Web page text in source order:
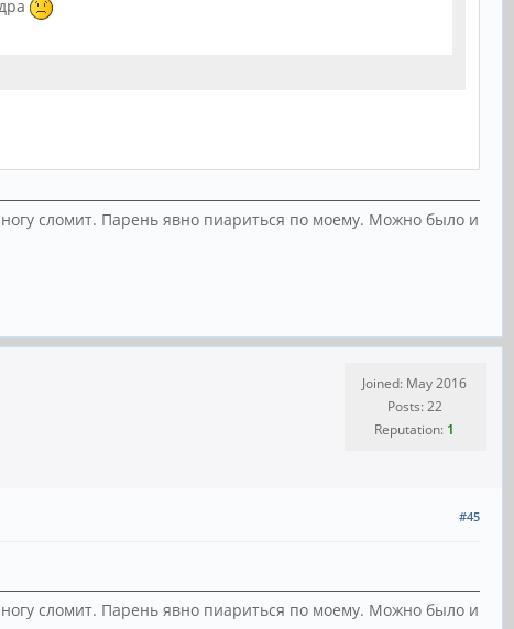
сломит. Парень явно пиариться по моему. Можно было и
Joined: May 2016
Posts: 22
Reputation: 1
#45
сломит. Парень явно пиариться по моему. Можно было и